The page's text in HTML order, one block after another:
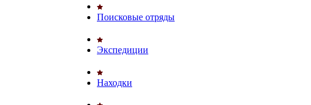
Поисковые отряды
Экспедиции
Находки